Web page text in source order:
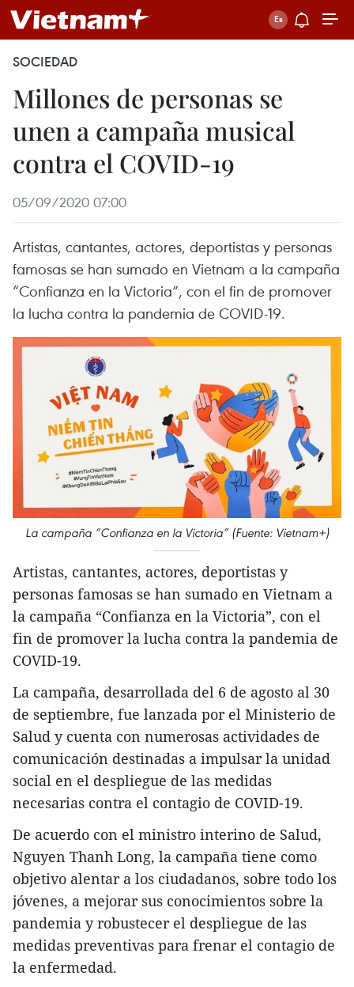
SOCIEDAD
Millones de personas se
unen a campaña musical
contra el COVID-19
05/09/2020 07:00
Artistas, cantantes, actores, deportistas y personas
famosas se han sumado en Vietnam a la campaña
“Confianza en la Victoria”, con el fin de promover
la lucha contra la pandemia de COVID-19.
La campaña “Confianza en la Victoria” (Fuente: Vietnam+)
Artistas, cantantes, actores, deportistas y
personas famosas se han sumado en Vietnam a
la campaña “Confianza en la Victoria”, con el
fin de promover la lucha contra la pandemia de
COVID-19.
La campaña, desarrollada del 6 de agosto al 30
de septiembre, fue lanzada por el Ministerio de
Salud y cuenta con numerosas actividades de
comunicación destinadas a impulsar la unidad
social en el despliegue de las medidas
necesarias contra el contagio de COVID-19.
De acuerdo con el ministro interino de Salud,
Nguyen Thanh Long, la campaña tiene como
objetivo alentar a los ciudadanos, sobre todo los
jóvenes, a mejorar sus conocimientos sobre la
pandemia y robustecer el despliegue de las
medidas preventivas para frenar el contagio de
la enfermedad.